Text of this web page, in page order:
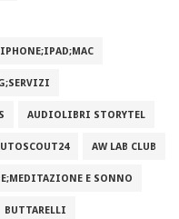
AUDIOLIBRI STORYTEL
AW LAB CLUB
E SONNO
BUTTARELLI